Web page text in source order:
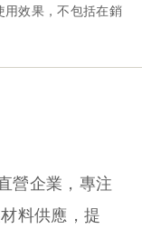
營企業，專注
料供應，提